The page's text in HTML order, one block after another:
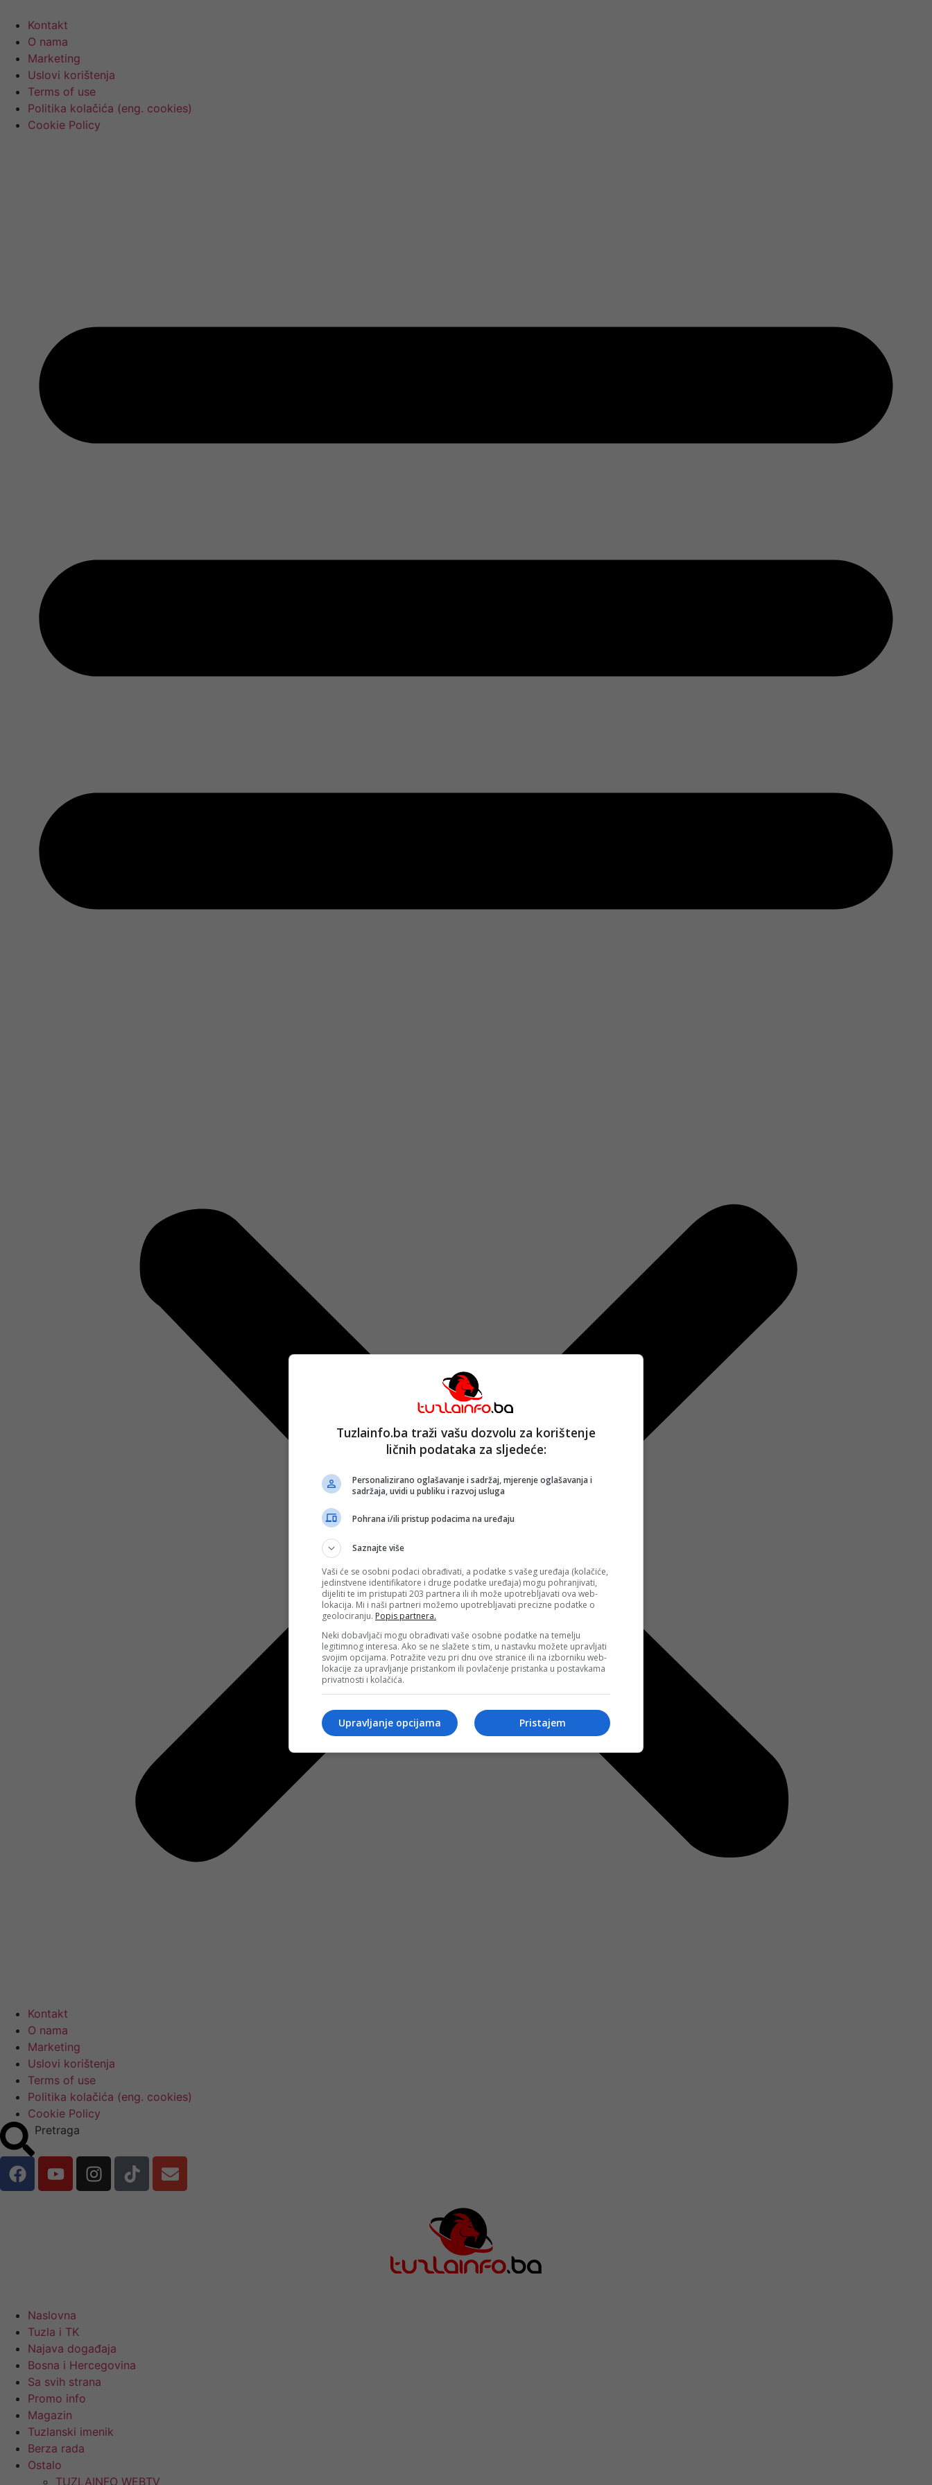
Kontakt
O nama
Marketing
Uslovi korištenja
Terms of use
Politika kolačića (eng. cookies)
Cookie Policy
Kontakt
O nama
Marketing
Uslovi korištenja
Terms of use
Politika kolačića (eng. cookies)
Cookie Policy
Pretraga
Naslovna
Tuzla i TK
Najava događaja
Bosna i Hercegovina
Sa svih strana
Promo info
Magazin
Tuzlanski imenik
Berza rada
Ostalo
TUZLAINFO WEBTV
Tuzlainfo.ba traži vašu dozvolu za korištenje
ličnih podataka za sljedeće:
Personalizirano oglašavanje i sadržaj, mjerenje oglašavanja i
sadržaja, uvidi u publiku i razvoj usluga
Pohrana i/ili pristup podacima na uređaju
Saznajte više
Vaši će se osobni podaci obrađivati, a podatke s vašeg uređaja (kolačiće,
jedinstvene identifikatore i druge podatke uređaja) mogu pohranjivati,
dijeliti te im pristupati 203 partnera ili ih može upotrebljavati ova web-
lokacija. Mi i naši partneri možemo upotrebljavati precizne podatke o
geolociranju. Popis partnera.
Neki dobavljači mogu obrađivati vaše osobne podatke na temelju
legitimnog interesa. Ako se ne slažete s tim, u nastavku možete upravljati
svojim opcijama. Potražite vezu pri dnu ove stranice ili na izborniku web-
lokacije za upravljanje pristankom ili povlačenje pristanka u postavkama
privatnosti i kolačića.
Pristajem
Upravljanje opcijama